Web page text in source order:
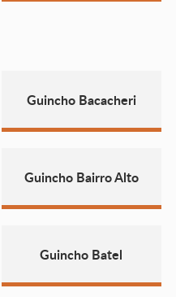
Guincho Bacacheri
Guincho Bairro Alto
Guincho Batel